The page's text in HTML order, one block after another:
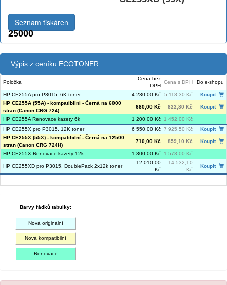
25000
Seznam tiskáren
Výpis z ceníku ECOTONER:
Položka
Cena bez
DPH
Cena s DPH Do e-shopu
HP CE255A pro P3015, 6K toner 4 230,00 Kč 5 118,30 Kč
Koupit
HP CE255A (55A) - kompatibilní - Černá na 6000
stran (Canon CRG 724)
680,00 Kč 822,80 Kč Koupit
HP CE255A Renovace kazety 6k 1 200,00 Kč
1 452,00 Kč
HP CE255X pro P3015, 12K toner
6 550,00 Kč 7 925,50 Kč
Koupit
HP CE255X (55X) - kompatibilní - Černá na 12500
stran (Canon CRG 724H)
710,00 Kč 859,10 Kč Koupit
HP CE255X Renovace kazety 12k 1 300,00 Kč 1 573,00 Kč
HP CE255XD pro P3015, DoublePack 2x12k toner
12 010,00
Kč
14 532,10
Kč
Koupit
Barvy řádků tabulky:
Nová originální
Nová kompatibilní
Renovace